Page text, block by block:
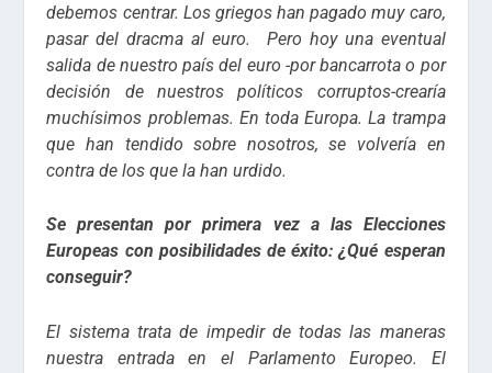
debemos centrar. Los griegos han pagado muy caro,
pasar del dracma al euro. Pero hoy una eventual
salida de nuestro país del euro -por bancarrota o por
decisión de nuestros políticos corruptos-crearía
muchísimos problemas. En toda Europa. La trampa
que han tendido sobre nosotros, se volvería en
contra de los que la han urdido.
Se presentan por primera vez a las Elecciones
Europeas con posibilidades de éxito: ¿Qué esperan
conseguir?
El sistema trata de impedir de todas las maneras
nuestra entrada en el Parlamento Europeo. El